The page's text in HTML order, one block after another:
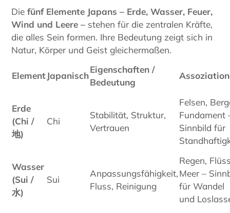
Die fünf Elemente Japans – Erde, Wasser, Feuer,
Wind und Leere – stehen für die zentralen Kräfte,
die alles Sein formen. Ihre Bedeutung zeigt sich in
Natur, Körper und Geist gleichermaßen.
ElementJapanisch
Eigenschaften /
Bedeutung
Erde
(Chi /
地)
Chi
Stabilität, Struktur,
Vertrauen
Felsen,
Fundament
Sinnbild für
Wasser
(Sui /
水)
Sui
Anpassungsfähigkeit,
Fluss, Reinigung
Regen,
Meer –
für Wandel
und